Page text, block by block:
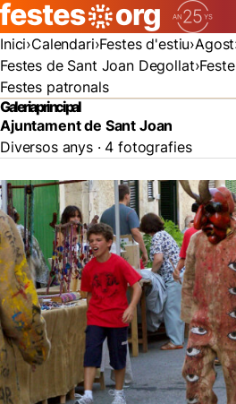
Inici Calendari Festes d'estiu Agost
Festes de Sant Joan Degollat
Festes patronals
Galeria principal
Ajuntament de Sant Joan
Diversos anys · 4 fotografies